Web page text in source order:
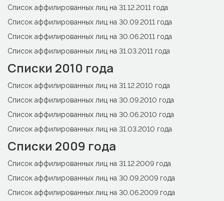
Список аффилированных лиц на 31.12.2011 года
Список аффилированных лиц на 30.09.2011 года
Список аффилированных лиц на 30.06.2011 года
Список аффилированных лиц на 31.03.2011 года
Списки 2010 года
Список аффилированных лиц на 31.12.2010 года
Список аффилированных лиц на 30.09.2010 года
Список аффилированных лиц на 30.06.2010 года
Список аффилированных лиц на 31.03.2010 года
Списки 2009 года
Список аффилированных лиц на 31.12.2009 года
Список аффилированных лиц на 30.09.2009 года
Список аффилированных лиц на 30.06.2009 года